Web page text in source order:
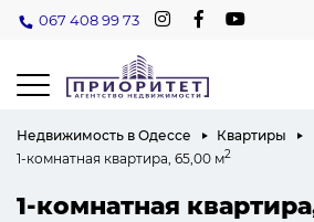
067 408 99 73
Недвижимость в Одессе
Квартиры
1-комнатная квартира, 65,00 м2
1-комнатная